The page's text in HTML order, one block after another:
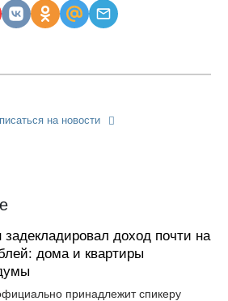
на новости
доход почти на
дома и квартиры
принадлежит спикеру